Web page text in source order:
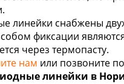
линейки снабжены
фиксации
через термопасту.
нам или позвоните
линейки в